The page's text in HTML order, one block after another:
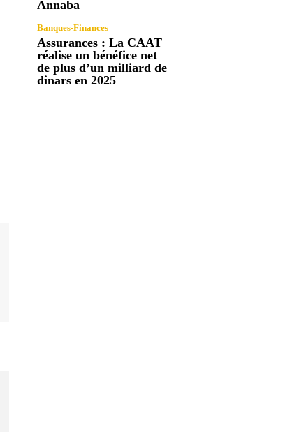
Annaba
Banques-Finances
Assurances : La CAAT
réalise un bénéfice net
de plus d’un milliard de
dinars en 2025